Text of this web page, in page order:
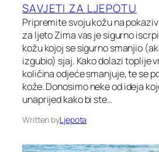
SAVJETI ZA LJEPOTU
Pripremite svoju kožu na
za ljeto Zima vas je sigurno
kožu kojoj se sigurno smanjio
izgubio) sjaj. Kako dolazi toplije
količina odjeće smanjuje, te se
kože. Donosimo neke od ideja
unaprijed kako bi ste…
Written byLjepota